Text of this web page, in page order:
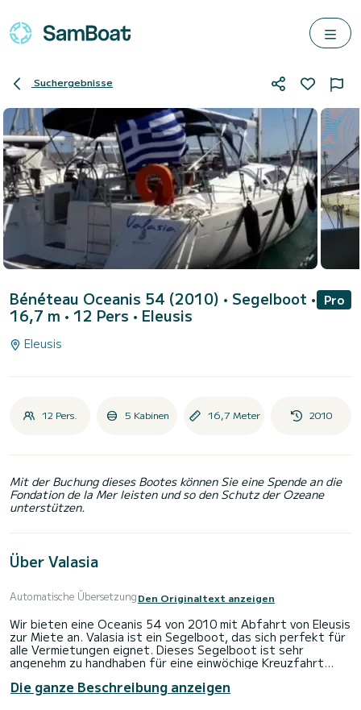
Suchergebnisse
Bénéteau Oceanis 54 (2010) • Segelboot •
16,7 m • 12 Pers • Eleusis
Pro
Eleusis
12 Pers. 5 Kabinen 16,7 Meter 2010
Mit der Buchung dieses Bootes können Sie eine Spende an die
Fondation de la Mer leisten und so den Schutz der Ozeane
unterstützen.
Über Valasia
Automatische ÜbersetzungDen Originaltext anzeigen
Wir bieten eine Oceanis 54 von 2010 mit Abfahrt von Eleusis
zur Miete an. Valasia ist ein Segelboot, das sich perfekt für
alle Vermietungen eignet. Dieses Segelboot ist sehr
angenehm zu handhaben für eine einwöchige Kreuzfahrt
Das Boot verfügt über 5 voll ausgestattete Kabinen und
Die ganze Beschreibung anzeigen